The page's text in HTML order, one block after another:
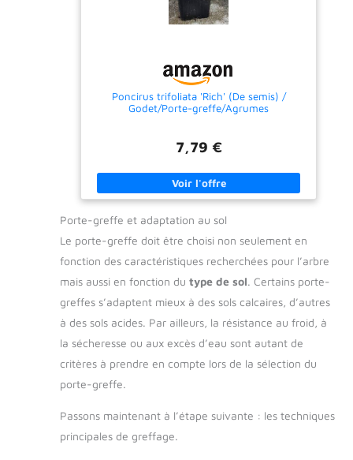
Poncirus trifoliata 'Rich' (De semis) /
Godet/Porte-greffe/Agrumes
7,79 €
Porte-greffe et adaptation au sol
Le porte-greffe doit être choisi non seulement en
fonction des caractéristiques recherchées pour l’arbre
mais aussi en fonction du type de sol. Certains porte-
greffes s’adaptent mieux à des sols calcaires, d’autres
à des sols acides. Par ailleurs, la résistance au froid, à
la sécheresse ou aux excès d’eau sont autant de
critères à prendre en compte lors de la sélection du
porte-greffe.
Passons maintenant à l’étape suivante : les techniques
principales de greffage.